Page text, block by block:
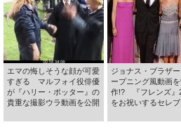
エマの悔しそうな顔が可愛
すぎる マルフォイ役俳優
が『ハリー・ポッター』の
貴重な撮影ウラ動画を公開
ジョナス・ブラザ
ープニング風動画を
作!? 『フレンズ』
をお祝いするセレ